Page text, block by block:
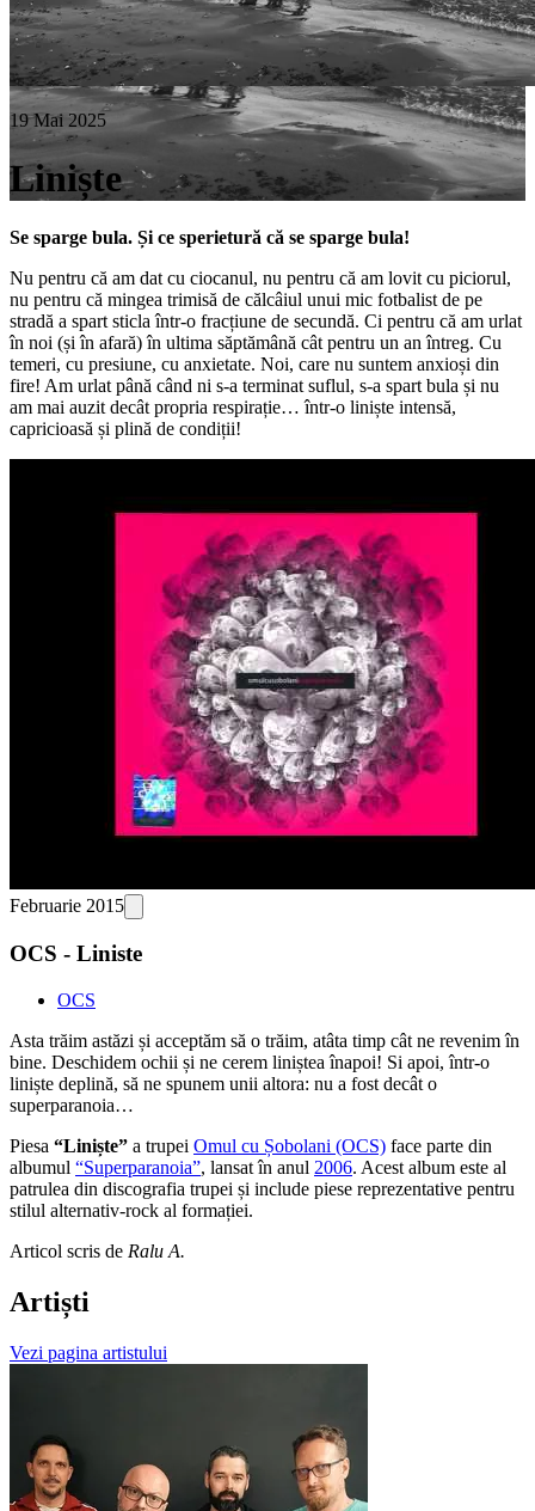
19 Mai 2025
Liniște
Se sparge bula. Și ce sperietură că se sparge bula!
Nu pentru că am dat cu ciocanul, nu pentru că am lovit cu piciorul,
nu pentru că mingea trimisă de călcâiul unui mic fotbalist de pe
stradă a spart sticla într-o fracțiune de secundă. Ci pentru că am urlat
în noi (și în afară) în ultima săptămână cât pentru un an întreg. Cu
temeri, cu presiune, cu anxietate. Noi, care nu suntem anxioși din
fire! Am urlat până când ni s-a terminat suflul, s-a spart bula și nu
am mai auzit decât propria respirație… într-o liniște intensă,
capricioasă și plină de condiții!
Februarie 2015
OCS - Liniste
OCS
Asta trăim astăzi și acceptăm să o trăim, atâta timp cât ne revenim în
bine. Deschidem ochii și ne cerem liniștea înapoi! Si apoi, într-o
liniște deplină, să ne spunem unii altora: nu a fost decât o
superparanoia…
Piesa “Liniște” a trupei Omul cu Șobolani (OCS) face parte din
albumul “Superparanoia”, lansat în anul 2006. Acest album este al
patrulea din discografia trupei și include piese reprezentative pentru
stilul alternativ-rock al formației.
Articol scris de Ralu A.
Artiști
Vezi pagina artistului